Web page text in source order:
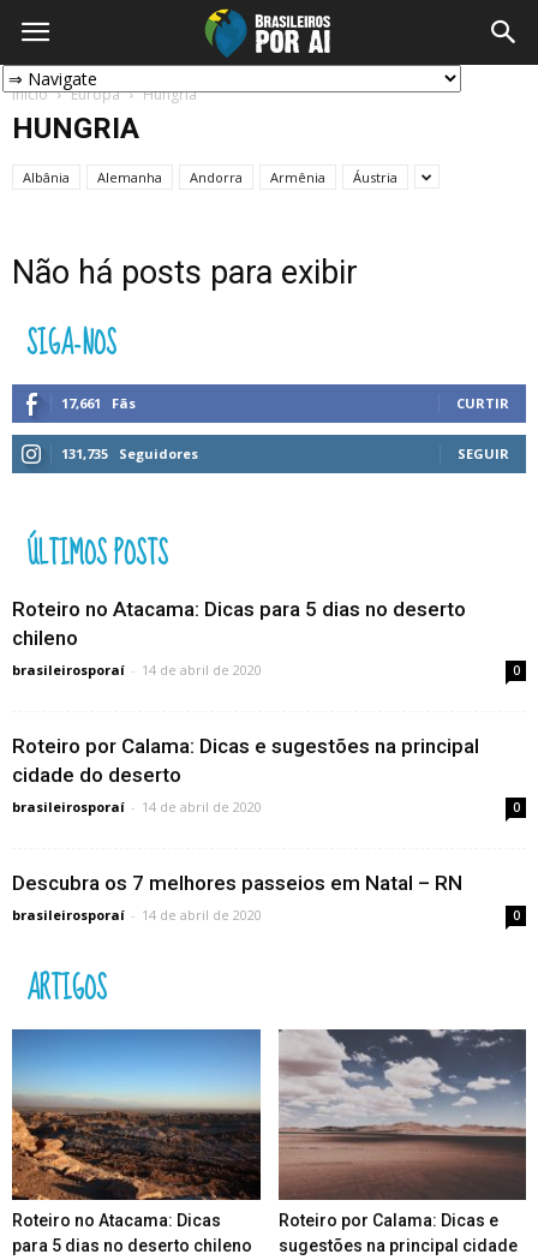
Início Europa Hungria
HUNGRIA
Albânia Alemanha Andorra Armênia Áustria
Não há posts para exibir
SIGA-NOS
17,661 Fãs CURTIR
131,735 Seguidores SEGUIR
ÚLTIMOS POSTS
Roteiro no Atacama: Dicas para 5 dias no deserto
chileno
brasileirosporaí - 14 de abril de 2020 0
Roteiro por Calama: Dicas e sugestões na principal
cidade do deserto
brasileirosporaí - 14 de abril de 2020 0
Descubra os 7 melhores passeios em Natal – RN
brasileirosporaí - 14 de abril de 2020 0
ARTIGOS
Roteiro no Atacama: Dicas
para 5 dias no deserto chileno
Roteiro por Calama: Dicas e
sugestões na principal cidade